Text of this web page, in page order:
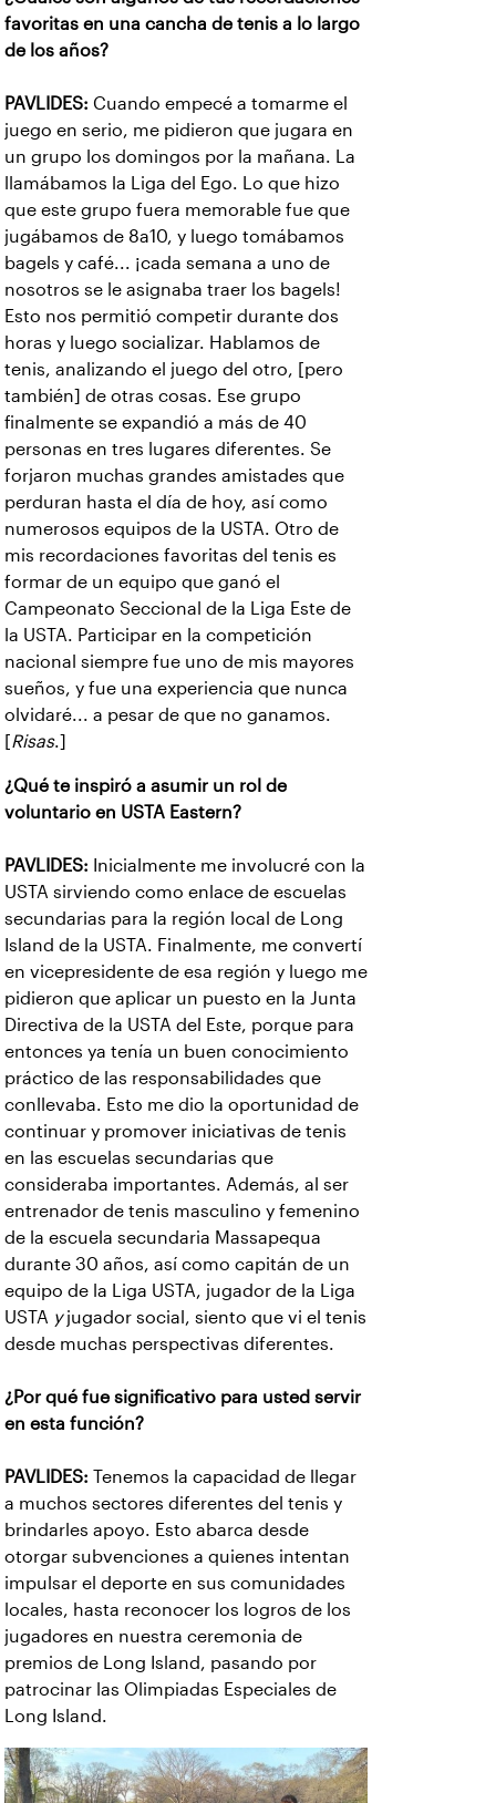
favoritas en una cancha de tenis a lo largo
de los años?
PAVLIDES: Cuando empecé a tomarme el
juego en serio, me pidieron que jugara en
un grupo los domingos por la mañana. La
llamábamos la Liga del Ego. Lo que hizo
que este grupo fuera memorable fue que
jugábamos de 8a10, y luego tomábamos
bagels y café... ¡cada semana a uno de
nosotros se le asignaba traer los bagels!
Esto nos permitió competir durante dos
horas y luego socializar. Hablamos de
tenis, analizando el juego del otro, [pero
también] de otras cosas. Ese grupo
finalmente se expandió a más de 40
personas en tres lugares diferentes. Se
forjaron muchas grandes amistades que
perduran hasta el día de hoy, así como
numerosos equipos de la USTA. Otro de
mis recordaciones favoritas del tenis es
formar de un equipo que ganó el
Campeonato Seccional de la Liga Este de
la USTA. Participar en la competición
nacional siempre fue uno de mis mayores
sueños, y fue una experiencia que nunca
olvidaré... a pesar de que no ganamos.
[Risas.]
¿Qué te inspiró a asumir un rol de
voluntario en USTA Eastern?
PAVLIDES: Inicialmente me involucré con la
USTA sirviendo como enlace de escuelas
secundarias para la región local de Long
Island de la USTA. Finalmente, me convertí
en vicepresidente de esa región y luego me
pidieron que aplicar un puesto en la Junta
Directiva de la USTA del Este, porque para
entonces ya tenía un buen conocimiento
práctico de las responsabilidades que
conllevaba. Esto me dio la oportunidad de
continuar y promover iniciativas de tenis
en las escuelas secundarias que
consideraba importantes. Además, al ser
entrenador de tenis masculino y femenino
de la escuela secundaria Massapequa
durante 30 años, así como capitán de un
equipo de la Liga USTA, jugador de la Liga
USTA yjugador social, siento que vi el tenis
desde muchas perspectivas diferentes.
¿Por qué fue significativo para usted servir
en esta función?
PAVLIDES: Tenemos la capacidad de llegar
a muchos sectores diferentes del tenis y
brindarles apoyo. Esto abarca desde
otorgar subvenciones a quienes intentan
impulsar el deporte en sus comunidades
locales, hasta reconocer los logros de los
jugadores en nuestra ceremonia de
premios de Long Island, pasando por
patrocinar las Olimpiadas Especiales de
Long Island.